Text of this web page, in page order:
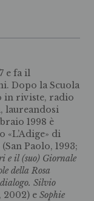
e fa il
Dopo la Scuola
in riviste, radio
laureandosi
1998 è
di
(San Paolo, 1993;
e il (suo) Giornale
della Rosa
Silvio
2002) e Sophie